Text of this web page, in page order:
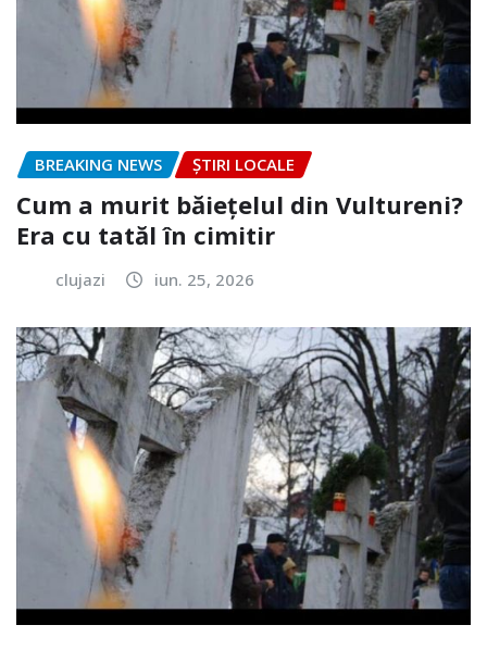
BREAKING NEWS ȘTIRI LOCALE
Cum a murit băiețelul din Vultureni?
Era cu tatăl în cimitir
clujazi iun. 25, 2026